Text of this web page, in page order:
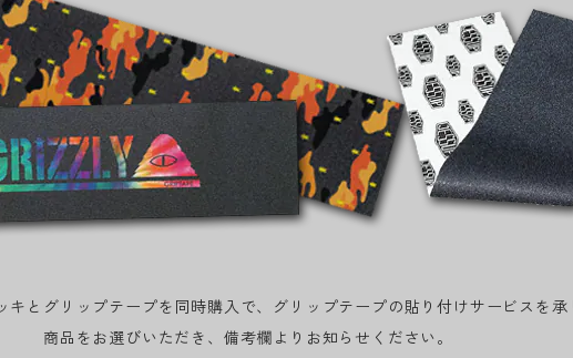
キとグリップテープを同時購入で、グリップテープの貼り付けサービスを承
商品をお選びいただき、備考欄よりお知らせください。